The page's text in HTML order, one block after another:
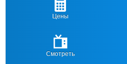
Цены
Смотреть